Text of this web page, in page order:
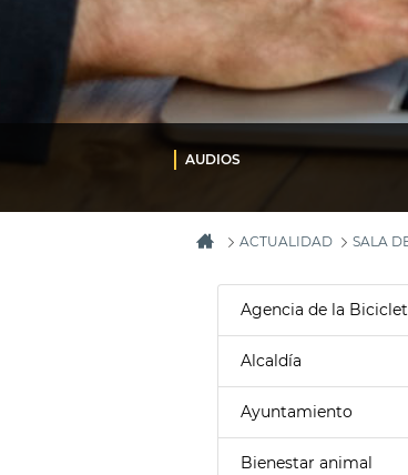
AUDIOS
ACTUALIDAD SALA
Agencia de la
Alcaldía
Ayuntamiento
Bienestar animal